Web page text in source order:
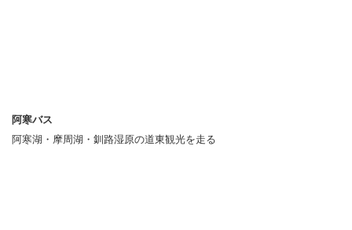
阿寒バス
阿寒湖・摩周湖・釧路湿原の道東観光を走る